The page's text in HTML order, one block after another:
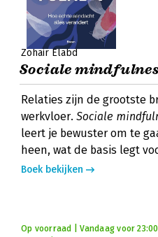
Zohair Elabd
Sociale
Relaties zijn de grootste
werkvloer. Sociale
leert je bewuster om te
heen, wat de basis legt
Boek bekijken
Op voorraad | Vandaag voor